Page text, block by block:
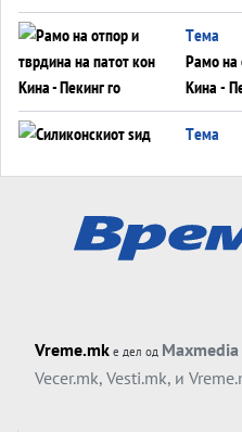
во Суец
инфаркт?
Tема
Рамо на
Кина -
Tема
Tема
Трамп
Vreme.mk е дел од
Vecer.mk, Vesti.mk, и